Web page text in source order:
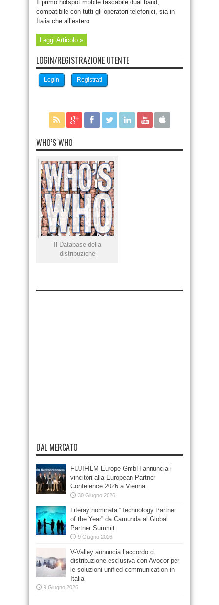
Il primo hotspot mobile tascabile dual band,
compatibile con tutti gli operatori telefonici, sia in
Italia che all’estero
Leggi Articolo »
LOGIN/REGISTRAZIONE UTENTE
Login Registrati
WHO’S WHO
Il Database della
distribuzione
DAL MERCATO
FUJIFILM Europe GmbH annuncia i
vincitori alla European Partner
Conference 2026 a Vienna
30 Giugno 2026
Liferay nominata “Technology Partner
of the Year” da Camunda al Global
Partner Summit
9 Giugno 2026
V-Valley annuncia l’accordo di
distribuzione esclusiva con Avocor per
le soluzioni unified communication in
Italia
9 Giugno 2026